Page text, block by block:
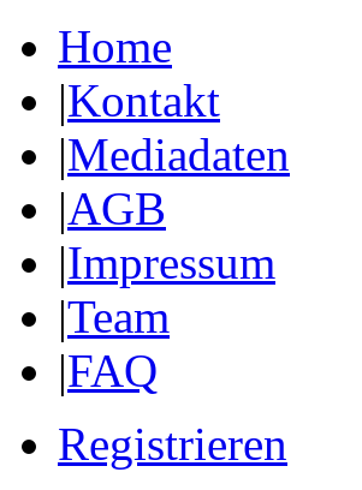
Home
|Kontakt
|Mediadaten
|AGB
|Impressum
|Team
|FAQ
Registrieren